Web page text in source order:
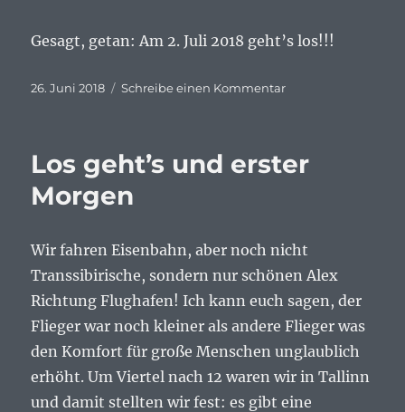
Gesagt, getan: Am 2. Juli 2018 geht’s los!!!
Veröffentlicht
26. Juni 2018 Schreibe einen Kommentarzu
Los geht’s und erster
Morgen
Wir fahren Eisenbahn, aber noch nicht
Transsibirische, sondern nur schönen Alex
Richtung Flughafen! Ich kann euch sagen, der
Flieger war noch kleiner als andere Flieger was
den Komfort für große Menschen unglaublich
erhöht. Um Viertel nach 12 waren wir in Tallinn
und damit stellten wir fest: es gibt eine